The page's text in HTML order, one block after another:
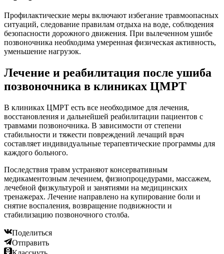
Профилактические меры включают избегание травмоопасных
ситуаций, следование правилам отдыха на воде, соблюдения
безопасности дорожного движения. При вылеченном ушибе
позвоночника необходима умеренная физическая активность,
уменьшение нагрузок.
Лечение и реабилитация после ушиба
позвоночника в клиниках ЦМРТ
В клиниках ЦМРТ есть все необходимое для лечения,
восстановления и дальнейшей реабилитации пациентов с
травмами позвоночника. В зависимости от степени
стабильности и тяжести повреждений лечащий врач
составляет индивидуальные терапевтические программы для
каждого больного.
Последствия травм устраняют консервативным
медикаментозным лечением, физиопроцедурами, массажем,
лечебной физкультурой и занятиями на медицинских
тренажерах. Лечение направлено на купирование боли и
снятие воспаления, возвращение подвижности и
стабилизацию позвоночного столба.
Поделиться
Отправить